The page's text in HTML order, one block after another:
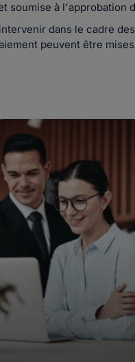
soumise à l'approbation
dans le cadre
peuvent être